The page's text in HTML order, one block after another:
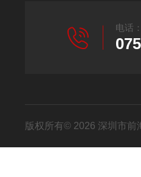
电话
版权所有© 2026 深圳市